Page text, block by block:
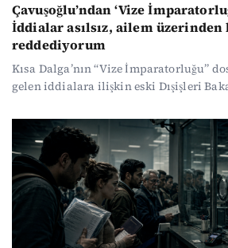
Çavuşoğlu’ndan ‘Vize
İddialar asılsız, ailem
reddediyorum
Kısa Dalga’nın “Vize İmparatorluğu”
gelen iddialara ilişkin eski Dışişleri
paylaştığı açıklamada Çavuşoğlu,
yönelik iddiaları reddederek, “Görev
dönemde hesabını veremeyeceğim bir
kararım olmamıştır” dedi.